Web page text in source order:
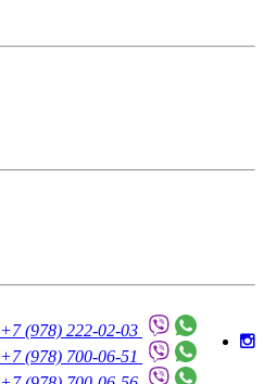
+7 (978) 222-02-03
+7 (978) 700-06-51